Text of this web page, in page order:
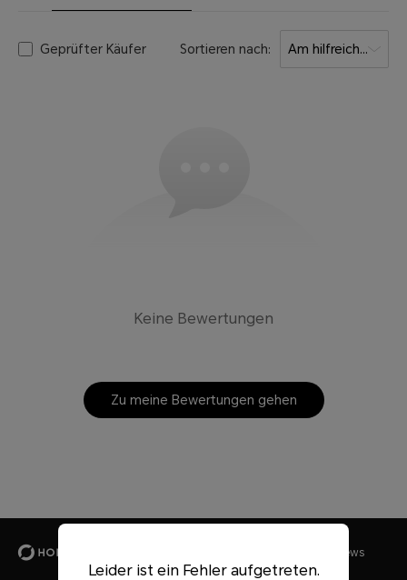
Geprüfter Käufer Sortieren nach: Am hilfreichsten
Keine Bewertungen
Zu meine Bewertungen gehen
reviews
Leider ist ein Fehler aufgetreten.